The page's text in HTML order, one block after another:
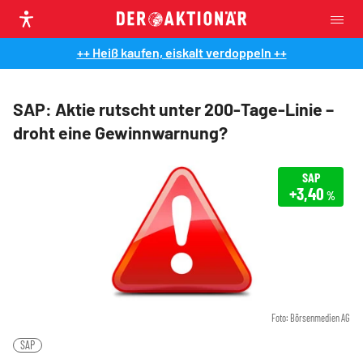
++ Heiß kaufen, eiskalt verdoppeln ++
SAP: Aktie rutscht unter 200-Tage-Linie –
droht eine Gewinnwarnung?
Foto: Börsenmedien AG
SAP
+3,40 %
SAP